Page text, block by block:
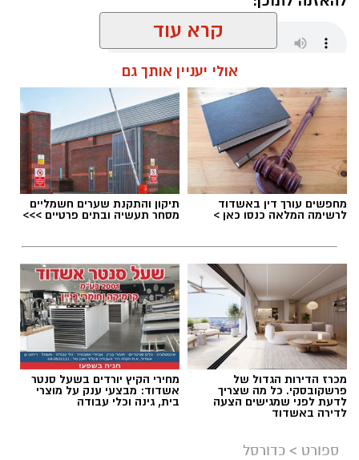
שחר כחלון / 18:01 07.08.26
תגים:מכבי אשדוד, דן קציר
קרא עוד
אולי יעניין אותך גם
מחפשים עורך דין באשדוד
לרשימה המלאה כנסו כאן >
תיקון והתקנת שערים חשמליים
מסחר תעשיה ובתים פרטיים >>>
מכרז הדירות הגדול של
פרשקובסקי. כל מה שצריך
לדעת לפני שמגישים הצעה
לדירה באשדוד
מחירי הקיץ יורדים בשעל סנטר
אשדוד: מבצעי ענק על מוצרי
בית, גינה וכלי עבודה
ספורט > כדורסל